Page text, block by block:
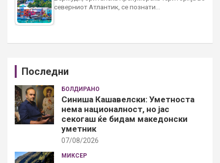
северниот Атлантик, се познати…
Последни
БОЛДИРАНО
Синиша Кашавелски: Уметноста
нема националност, но јас
секогаш ќе бидам македонски
уметник
07/08/2026
МИКСЕР